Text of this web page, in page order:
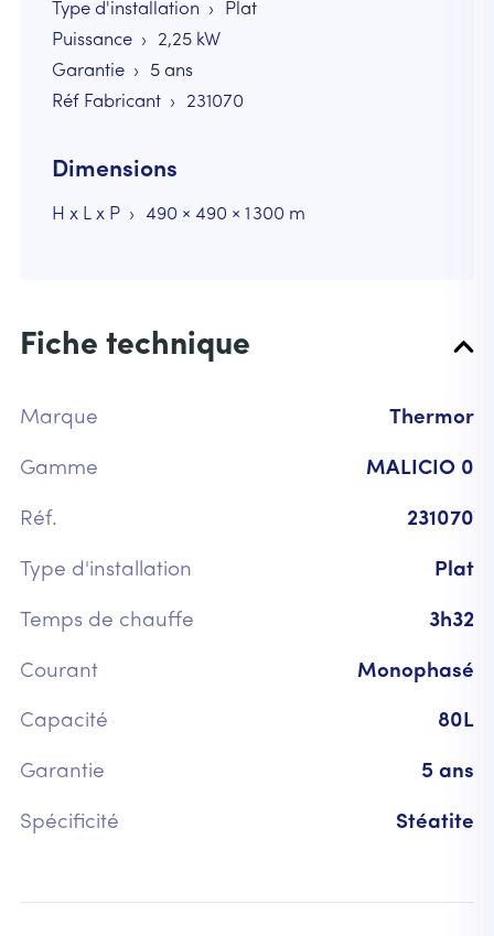
Type d'installation
Plat
Puissance
2,25kW
Garantie
5 ans
Réf Fabricant
231070
Dimensions
H x L x P 490 × 490 × 1 300 m
Fiche technique
Marque Thermor
Gamme MALICIO 0
Réf. 231070
Type d'installation Plat
Temps de chauffe 3h32
Courant Monophasé
Capacité 80L
Garantie 5 ans
Spécificité Stéatite